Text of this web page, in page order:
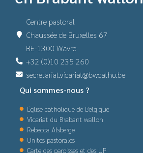
Centre pastoral
Chaussée de Bruxelles 67
BE-1300 Wavre
+32 (0)10 235 260
secretariat.vicariat@bwcatho.be
Qui sommes-nous ?
Église catholique de Belgique
Vicariat du Brabant wallon
Rebecca Alsberge
Unités pastorales
Carte des paroisses et des UP